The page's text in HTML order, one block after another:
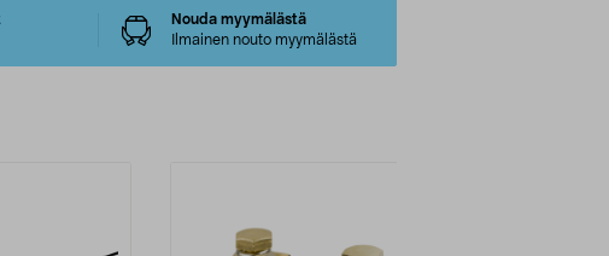
Nouda myymälästä
Ilmainen nouto myymälästä